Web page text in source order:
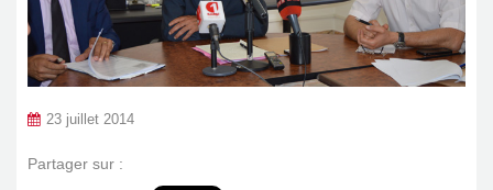
23 juillet 2014
Partager sur :